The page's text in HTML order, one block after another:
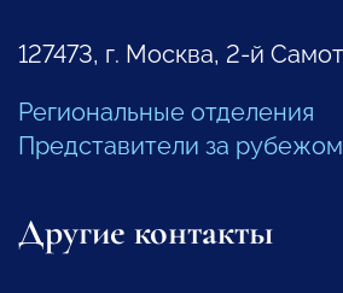
127473, г. Москва, 2-й
Региональные отделения
Представители за рубежом
Другие контакты